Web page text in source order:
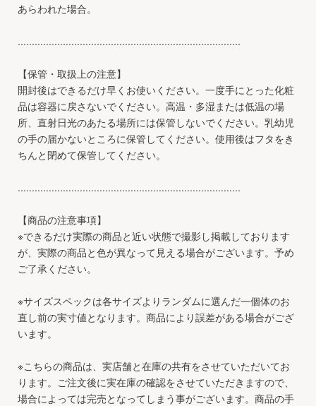
あらわれた場合。
...............................................................................
【保管・取扱上の注意】
開封後はできるだけ早くお使いください。一度手にとった化粧
品は容器に戻さないでください。高温・多湿または低温の場
所、直射日光のあたる場所には保管しないでください。乳幼児
の手の届かないところに保管してください。使用後はフタをき
ちんと閉めて保管してください。
...............................................................................
【商品の注意事項】
※できるだけ実際の商品と近い状態で撮影し掲載しております
が、実際の商品と色が異なって見える場合がございます。予め
ご了承ください。
※サイズスペックは各サイズよりランダムに選んだ一個体のお
直し前の実寸値となります。商品により誤差がある場合がござ
います。
※こちらの商品は、実店舗と在庫の共有をさせていただいてお
ります。ご注文後に実在庫の確認をさせていただきますので、
場合によっては完売となってしまう事がございます。商品の手